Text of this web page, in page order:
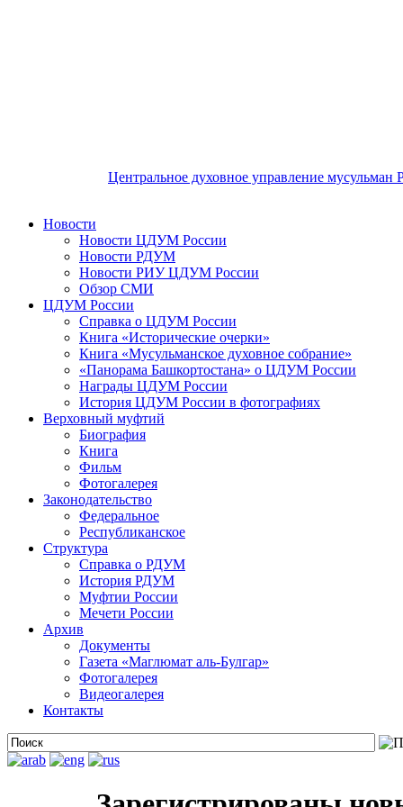
Центральное духовное управление мусульман
Новости
Новости ЦДУМ России
Новости РДУМ
Новости РИУ ЦДУМ России
Обзор СМИ
ЦДУМ России
Справка о ЦДУМ России
Книга «Исторические очерки»
Книга «Мусульманское духовное собрание»
«Панорама Башкортостана» о ЦДУМ России
Награды ЦДУМ России
История ЦДУМ России в фотографиях
Верховный муфтий
Биография
Книга
Фильм
Фотогалерея
Законодательство
Федеральное
Республиканское
Структура
Справка о РДУМ
История РДУМ
Муфтии России
Мечети России
Архив
Документы
Газета «Маглюмат аль-Булгар»
Фотогалерея
Видеогалерея
Контакты